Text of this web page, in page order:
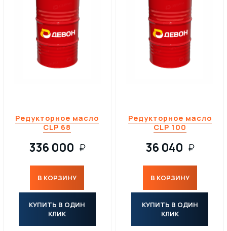
Редукторное масло
CLP 68
336 000 ₽
В КОРЗИНУ
КУПИТЬ В ОДИН
КЛИК
Редукторное масло
CLP 100
36 040 ₽
В КОРЗИНУ
КУПИТЬ В ОДИН
КЛИК